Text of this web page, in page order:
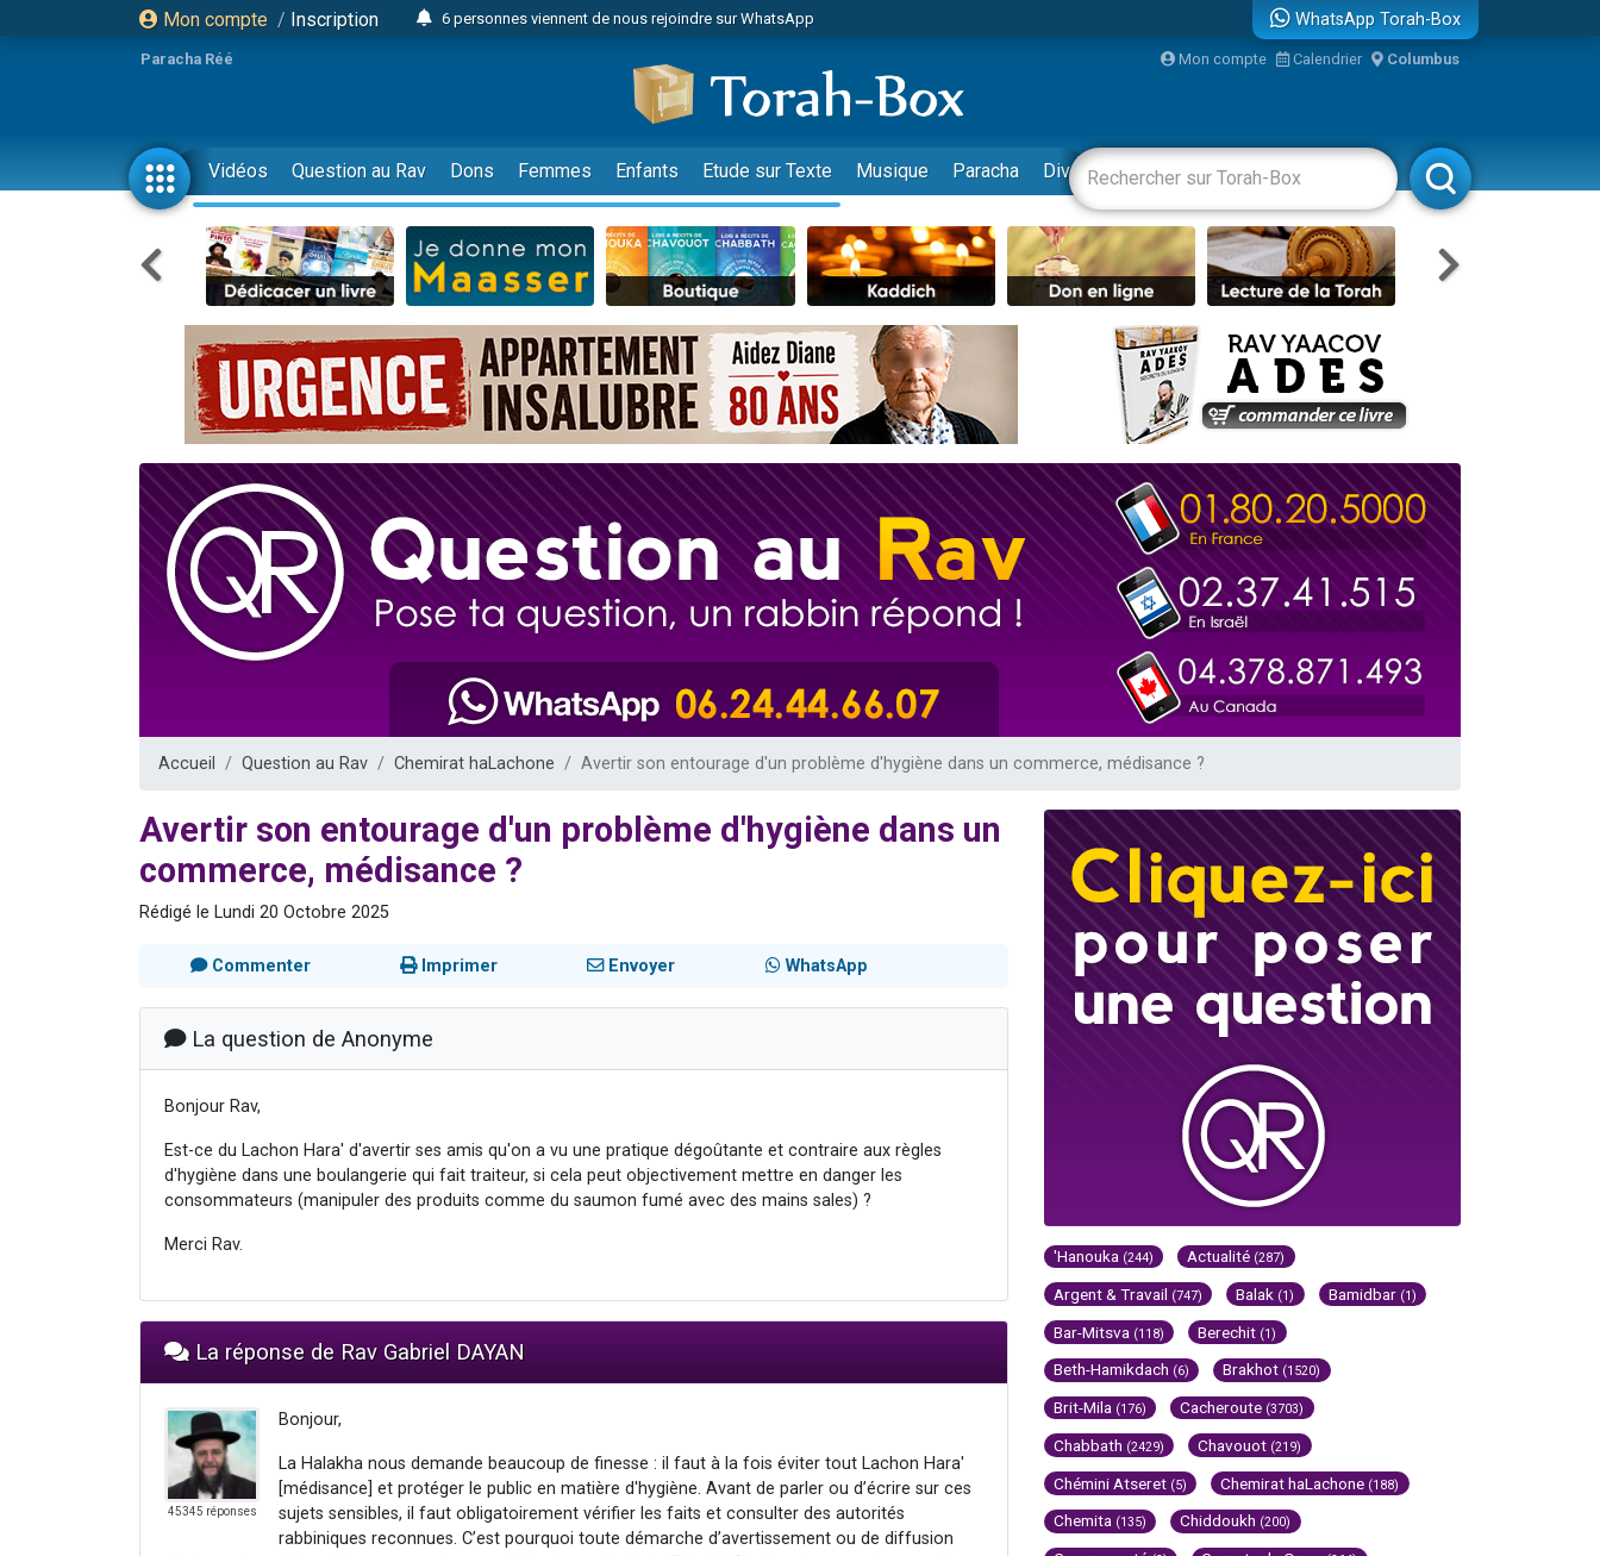
Mon compte / Inscription
6 personnes viennent de nous rejoindre sur WhatsApp
2 personnes viennent de faire un don pour 1 Journée de Vacances Pour les Enfants
17 personnes viennent de demander une bénédiction
4 personnes viennent de nous rejoindre sur WhatsApp
Il reste 49 places pour étudier en groupe sur Zoom
23 personnes viennent de faire un don pour Diane, 80 ans, dans un appartement insalubre
Eva vient de donner son Maasser
4 personnes viennent de nous rejoindre sur WhatsApp
3 personnes viennent de nous rejoindre sur WhatsApp
3 personnes viennent de faire un don pour 5 jours de vacances aux Orphelins
Odaya vient de donner son Maasser
13 personnes viennent de demander une bénédiction
2 personnes viennent de nous rejoindre sur WhatsApp
30 personnes viennent de faire un don pour Sauvez la jambe de Yohan
Il reste 49 places pour étudier en groupe sur Zoom
3 personnes viennent de nous rejoindre sur WhatsApp
2 personnes viennent de nous rejoindre sur WhatsApp
2 personnes viennent de nous rejoindre sur WhatsApp
WhatsApp Torah-Box
Paracha Réé Mon compte Calendrier Columbus
Vidéos Question au Rav Dons Femmes Enfants Etude sur Texte Musique Paracha Divertissements Livres Rabbanim
Accueil Question au Rav Chemirat haLachone Avertir son entourage d'un problème d'hygiène dans un commerce, médisance ?
Avertir son entourage d'un problème d'hygiène dans un
commerce, médisance ?
Rédigé le Lundi 20 Octobre 2025
Commenter Imprimer Envoyer WhatsApp
La question de Anonyme
Bonjour Rav,
Est-ce du Lachon Hara' d'avertir ses amis qu'on a vu une pratique dégoûtante et contraire aux règles
d'hygiène dans une boulangerie qui fait traiteur, si cela peut objectivement mettre en danger les
consommateurs (manipuler des produits comme du saumon fumé avec des mains sales) ?
Merci Rav.
La réponse de Rav Gabriel DAYAN
45345 réponses
Bonjour,
La Halakha nous demande beaucoup de finesse : il faut à la fois éviter tout Lachon Hara'
[médisance] et protéger le public en matière d'hygiène. Avant de parler ou d’écrire sur ces
sujets sensibles, il faut obligatoirement vérifier les faits et consulter des autorités
rabbiniques reconnues. C’est pourquoi toute démarche d’avertissement ou de diffusion
'Hanouka (244) Actualité (287)
Argent & Travail (747) Balak (1) Bamidbar (1)
Bar-Mitsva (118) Berechit (1)
Beth-Hamikdach (6) Brakhot (1520)
Brit-Mila (176) Cacheroute (3703)
Chabbath (2429) Chavouot (219)
Chémini Atseret (5) Chemirat haLachone (188)
Chemita (135) Chiddoukh (200)